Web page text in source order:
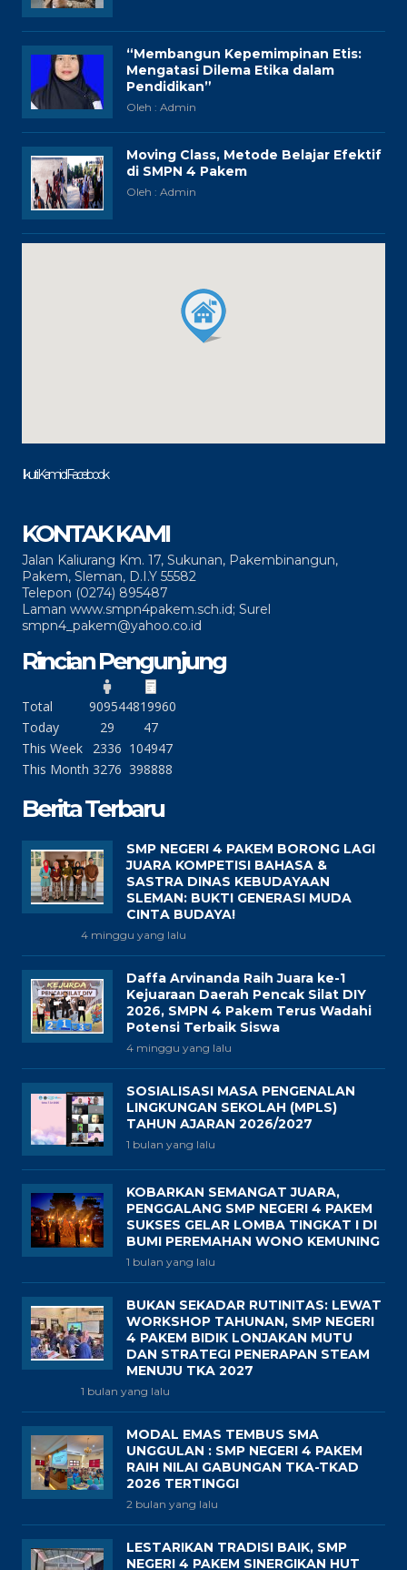
“Membangun Kepemimpinan Etis:
Mengatasi Dilema Etika dalam
Pendidikan”
Oleh : Admin
Moving Class, Metode Belajar Efektif
di SMPN 4 Pakem
Oleh : Admin
Ikuti Kami di Facebook
KONTAK KAMI
Jalan Kaliurang Km. 17, Sukunan, Pakembinangun,
Pakem, Sleman, D.I.Y 55582
Telepon (0274) 895487
Laman www.smpn4pakem.sch.id; Surel
smpn4_pakem@yahoo.co.id
Rincian Pengunjung
Total 909544819960
Today
29
47
This Week
2336 104947
This Month 3276 398888
Berita Terbaru
SMP NEGERI 4 PAKEM BORONG LAGI
JUARA KOMPETISI BAHASA &
SASTRA DINAS KEBUDAYAAN
SLEMAN: BUKTI GENERASI MUDA
CINTA BUDAYA!
4 minggu yang lalu
Daffa Arvinanda Raih Juara ke-1
Kejuaraan Daerah Pencak Silat DIY
2026, SMPN 4 Pakem Terus Wadahi
Potensi Terbaik Siswa
4 minggu yang lalu
SOSIALISASI MASA PENGENALAN
LINGKUNGAN SEKOLAH (MPLS)
TAHUN AJARAN 2026/2027
1 bulan yang lalu
KOBARKAN SEMANGAT JUARA,
PENGGALANG SMP NEGERI 4 PAKEM
SUKSES GELAR LOMBA TINGKAT I DI
BUMI PEREMAHAN WONO KEMUNING
1 bulan yang lalu
BUKAN SEKADAR RUTINITAS: LEWAT
WORKSHOP TAHUNAN, SMP NEGERI
4 PAKEM BIDIK LONJAKAN MUTU
DAN STRATEGI PENERAPAN STEAM
MENUJU TKA 2027
1 bulan yang lalu
MODAL EMAS TEMBUS SMA
UNGGULAN : SMP NEGERI 4 PAKEM
RAIH NILAI GABUNGAN TKA-TKAD
2026 TERTINGGI
2 bulan yang lalu
LESTARIKAN TRADISI BAIK, SMP
NEGERI 4 PAKEM SINERGIKAN HUT